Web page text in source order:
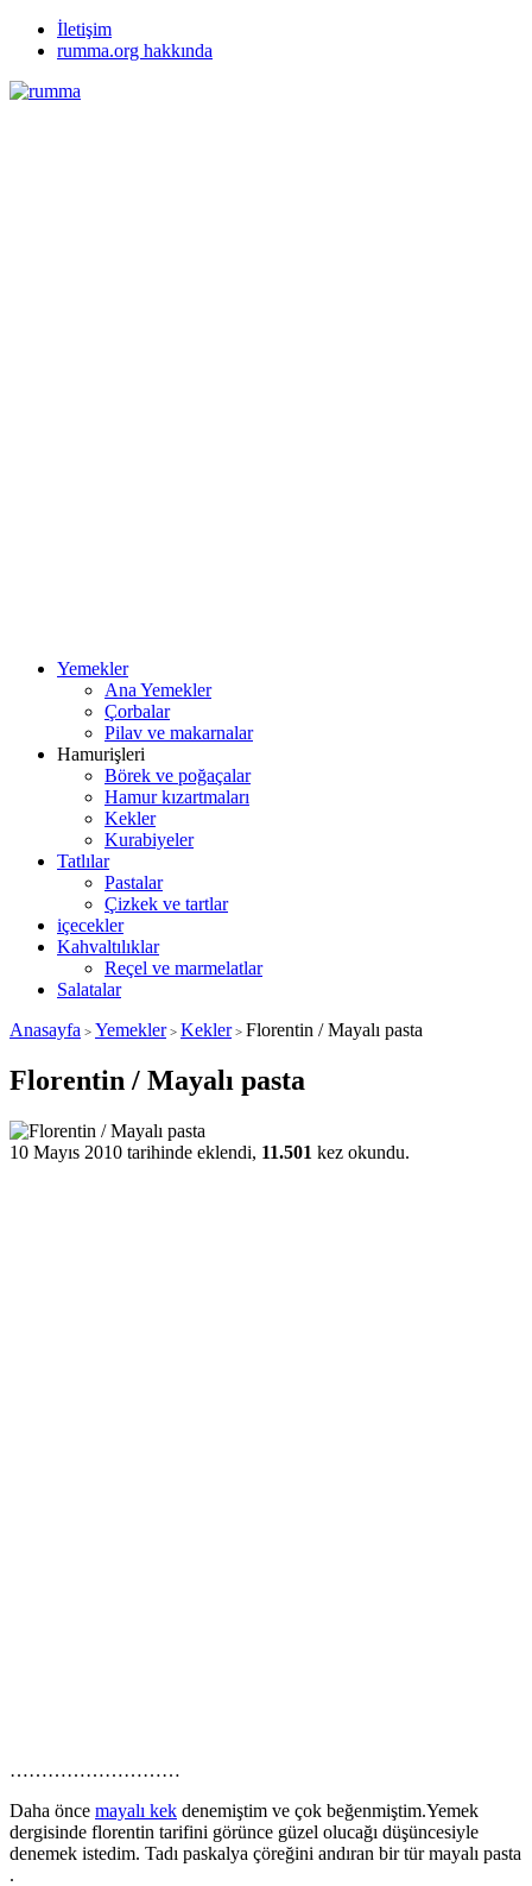
İletişim
rumma.org hakkında
Yemekler
Ana Yemekler
Çorbalar
Pilav ve makarnalar
Hamurişleri
Börek ve poğaçalar
Hamur kızartmaları
Kekler
Kurabiyeler
Tatlılar
Pastalar
Çizkek ve tartlar
içecekler
Kahvaltılıklar
Reçel ve marmelatlar
Salatalar
Anasayfa > Yemekler> Kekler> Florentin / Mayalı pasta
Florentin / Mayalı pasta
10 Mayıs 2010 tarihinde eklendi, 11.501 kez okundu.
………………………
Daha önce mayalı kek denemiştim ve çok beğenmiştim.Yemek
dergisinde florentin tarifini görünce güzel olucağı düşüncesiyle
denemek istedim. Tadı paskalya çöreğini andıran bir tür mayalı pasta
.